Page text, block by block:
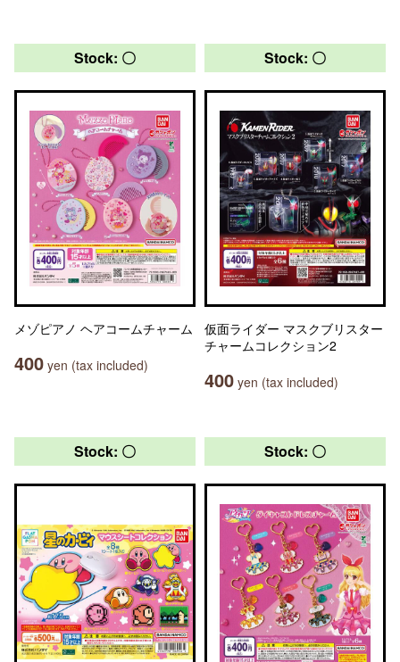
Stock: 〇
メゾピアノ ヘアコームチャーム
400 yen (tax included)
Stock: 〇
仮面ライダー マスクブリスター
チャームコレクション2
400 yen (tax included)
Stock: 〇 Stock: 〇